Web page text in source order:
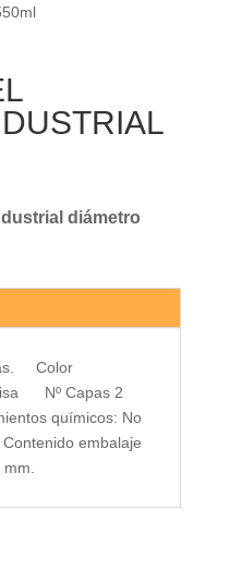
diámetro
Color
Nº Capas 2
químicos: No
embalaje